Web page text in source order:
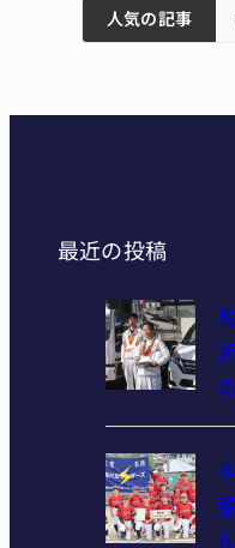
人気の記事
校の陶壁モニュメン
最近の投稿